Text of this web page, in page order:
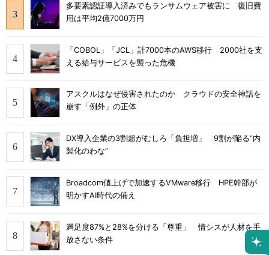
多要素認証導入済みでもランサムウェア被害に 復旧費
用は平均2億7000万円
「COBOL」「JCL」計7000本のAWS移行 2000社を支
える給与サービスを襲った危機
アスクルはなぜ侵害されたのか クラウドの安全神話を
崩す「例外」の正体
DX導入企業の3割超がむしろ「負担増」 9割が陥る“内
製化のわな”
Broadcom値上げで加速するVMware移行 HPE幹部が
明かすAI時代の備え
満足度87%と28%を分ける「尊重」 情シスが人材を手
放さない条件